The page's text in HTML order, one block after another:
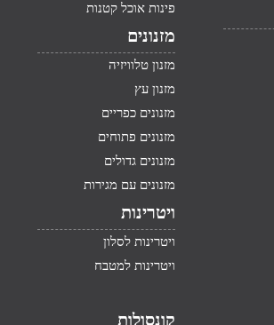
פינות אוכל קטנות
מזנונים
מזנון טלוויזיה
מזנון עץ
מזנונים כפריים
מזנונים פתוחים
מזנונים גדולים
מזנונים עם מגירות
ויטרינות
ויטרינות לסלון
ויטרינות למטבח
קונסולות